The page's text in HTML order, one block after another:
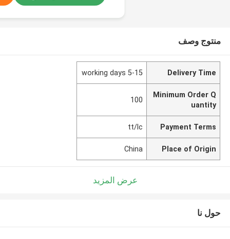
منتوج وصف
Delivery Time
5-15 working days
Minimum Order Q
uantity
100
Payment Terms
tt/lc
Place of Origin
China
عرض المزيد
حول نا